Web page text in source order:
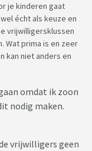
je kinderen gaat
écht als keuze en
vrijwilligersklussen
Wat prima is en zeer
kan niet anders en
omdat ik zoon
nodig maken.
vrijwilligers geen